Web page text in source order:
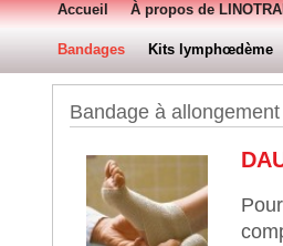
Accueil À propos de
Bandages Kits lymphœdème
Bandage à